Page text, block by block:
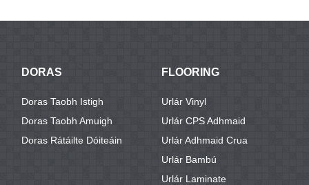
DORAS
Doras Taobh Istigh
Doras Taobh Amuigh
Doras Rátáilte Dóiteáin
FLOORING
Urlár Vinyl
Urlár CPS Adhmaid
Urlár Adhmaid Crua
Urlár Bambú
Urlár Laminate